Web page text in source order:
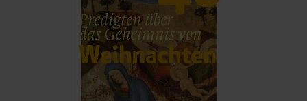
BILDERGALERIE
SPRINGEN